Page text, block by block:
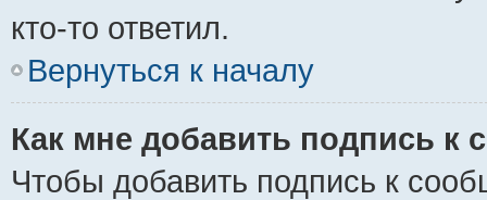
кто-то ответил.
Вернуться к началу
Как мне добавить подпись к
Чтобы добавить подпись к